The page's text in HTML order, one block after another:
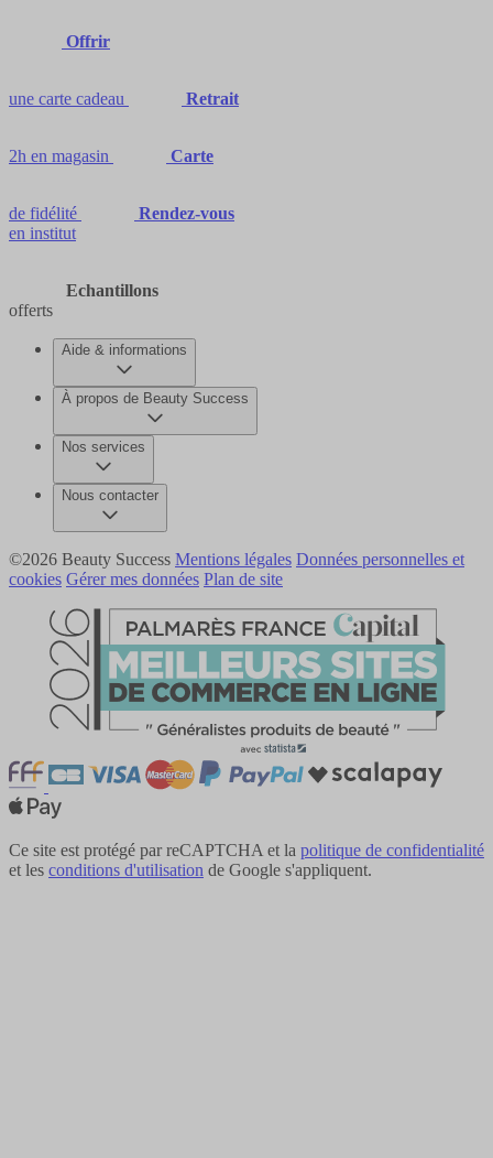
Offrir
une carte cadeau Retrait
2h en magasin Carte
de fidélité
Rendez-vous
en institut
Echantillons
offerts
Aide & informations
À propos de Beauty Success
Nos services
Nous contacter
©2026 Beauty Success Mentions légales Données personnelles et
cookies Gérer mes données Plan de site
Ce site est protégé par reCAPTCHA et la politique de confidentialité
et les conditions d'utilisation de Google s'appliquent.